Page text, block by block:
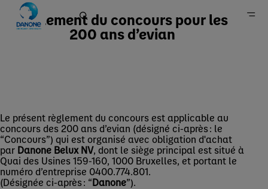
Règlement du concours pour les
200 ans d’evian
Le présent règlement du concours est applicable au
concours des 200 ans d’evian (désigné ci-après : le
“Concours”) qui est organisé avec obligation d'achat
par Danone Belux NV, dont le siège principal est situé à
Quai des Usines 159-160, 1000 Bruxelles, et portant le
numéro d’entreprise 0400.774.801.
(Désignée ci-après : “Danone”).